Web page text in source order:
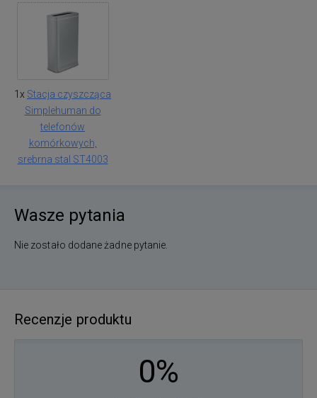
1x Stacja czyszcząca
Simplehuman do
telefonów
komórkowych,
srebrna stal ST4003
Wasze pytania
Nie zostało dodane żadne pytanie.
Recenzje produktu
0%